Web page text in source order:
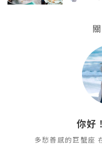
你好
多愁善感的巨蟹座